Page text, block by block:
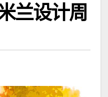
兰设计周